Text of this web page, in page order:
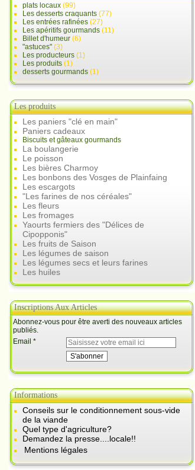
plats locaux (99)
Les desserts craquants (77)
Les entrées rafinées (27)
Les apéritifs gourmands (11)
Billet d'humeur (6)
"astuces" (3)
Les producteurs (1)
Les produits (1)
desserts gourmands (1)
Les produits
Les paniers "clé en main"
Paniers cadeaux
Biscuits et gâteaux gourmands
La boulangerie
Le poisson
Les bières Charmoy
Les bonbons des Vosges de Plainfaing
Les escargots
"Les farines de nos céréales"
Les fleurs
Les fromages
Yaourts fermiers des "Délices de
Cipopponis"
Les fruits de Saison
Les légumes de saison
Les légumes secs et leurs farines
Les huiles
Inscriptions Aux Articles
Abonnez-vous pour être averti des nouveaux articles
publiés.
Email
Informations
Conseils sur le conditionnement sous-vide
de la viande
Quel type d'agriculture?
Demandez la presse....locale!!
Mentions légales